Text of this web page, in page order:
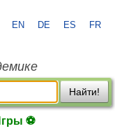
EN DE ES FR
Найти!
⚽